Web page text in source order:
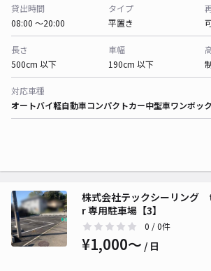
貸出時間
08:00 〜20:00
タイプ
平置き
長さ
500cm 以下
車幅
190cm 以下
対応車種
オートバイ軽自動車コンパクトカー中型車ワンボッ
株式会社テックシーリン
r 専用駐車場【3】
0 / 0件
¥1,000〜 / 日